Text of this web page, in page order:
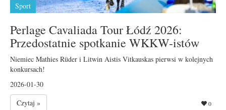
Sport
Perlage Cavaliada Tour Łódź 2026:
Przedostatnie spotkanie WKKW-istów
Niemiec Mathies Rüder i Litwin Aistis Vitkauskas pierwsi w kolejnych
konkursach!
2026-01-30
Czytaj »
0